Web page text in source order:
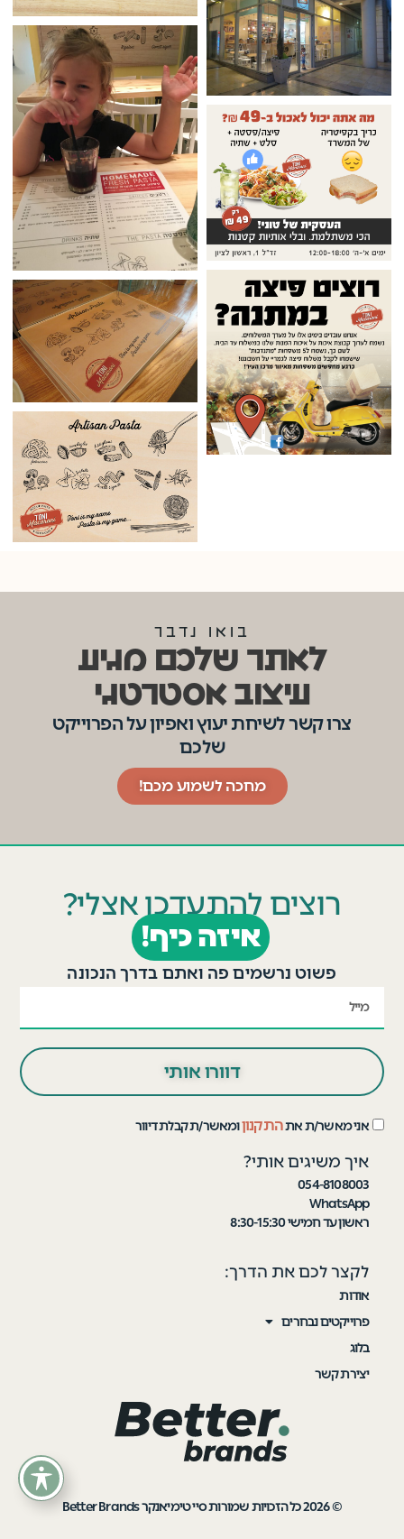
בואו נדבר
לאתר שלכם מגיע
עיצוב אסטרטגי
צרו קשר לשיחת יעוץ ואפיון על הפרוייקט
שלכם
מחכה לשמוע מכם!
לקצר לכם את הדרך:
אודות
פרוייקטים נבחרים
בלוג
יצירת קשר
איך משיגים אותי?
054-8108003
WhatsApp
ראשון עד חמישי 8:30-15:30
רוצים להתעדכן אצלי?
איזה כיף!
פשוט נרשמים פה ואתם בדרך הנכונה
אני מאשר/ת אתהתקנוןומאשר/ת קבלת דיוור
דוורו אותי
© 2026 כל הזכויות שמורות סיי טימיאנקר Better Brands